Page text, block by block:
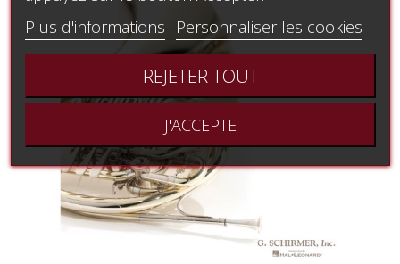
Plus d'informations
Personnaliser les cookies
REJETER TOUT
J'ACCEPTE